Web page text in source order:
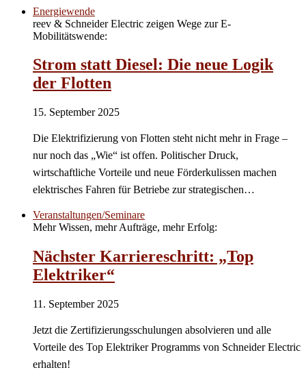
Energiewende
reev & Schneider Electric zeigen Wege zur E-
Mobilitätswende:
Strom statt Diesel: Die neue Logik
der Flotten
15. September 2025
Die Elektrifizierung von Flotten steht nicht mehr in Frage –
nur noch das „Wie“ ist offen. Politischer Druck,
wirtschaftliche Vorteile und neue Förderkulissen machen
elektrisches Fahren für Betriebe zur strategischen…
Veranstaltungen/Seminare
Mehr Wissen, mehr Aufträge, mehr Erfolg:
Nächster Karriereschritt: „Top
Elektriker“
11. September 2025
Jetzt die Zertifizierungsschulungen absolvieren und alle
Vorteile des Top Elektriker Programms von Schneider Electric
erhalten!